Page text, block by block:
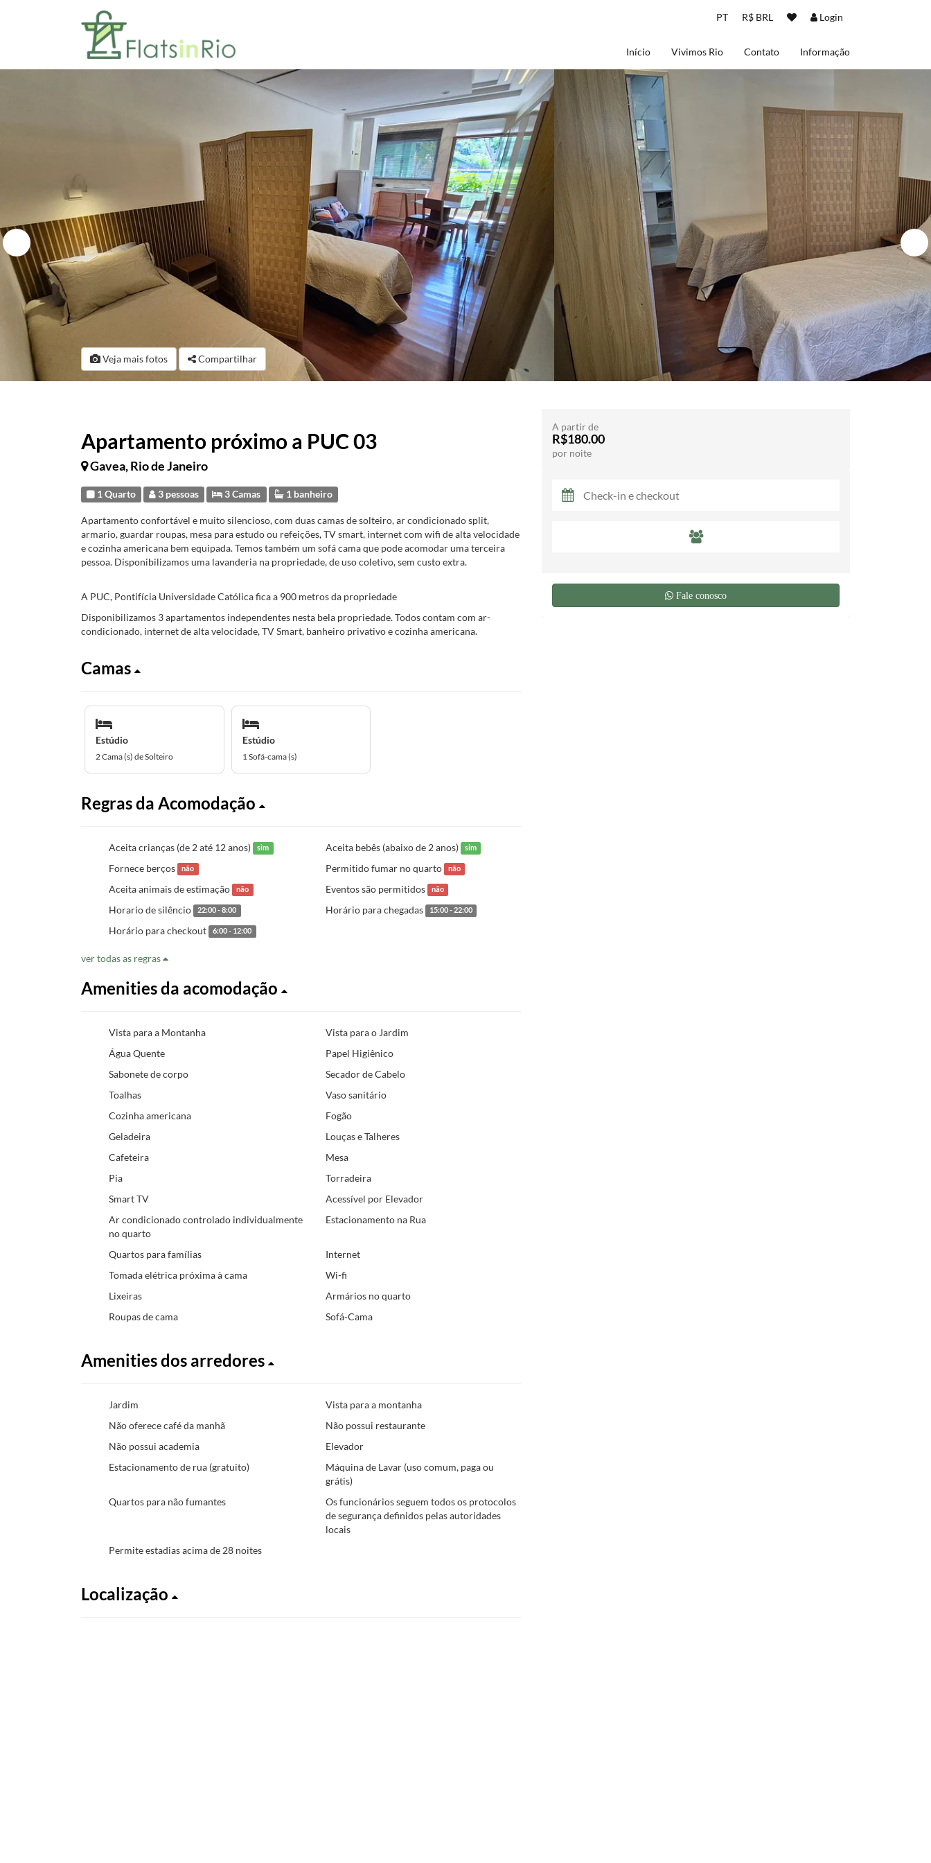
PT R$ BRL Login
Início Vivimos Rio Contato Informação
Políticas de Privacidade
Veja mais fotos Compartilhar
Apartamento próximo a PUC 03
Gavea, Rio de Janeiro
1 Quarto 3 pessoas 3 Camas 1 banheiro
Apartamento confortável e muito silencioso, com duas camas de solteiro, ar condicionado split,
armario, guardar roupas, mesa para estudo ou refeições, TV smart, internet com wifi de alta velocidade
e cozinha americana bem equipada. Temos também um sofá cama que pode acomodar uma terceira
pessoa. Disponibilizamos uma lavanderia na propriedade, de uso coletivo, sem custo extra.
A PUC, Pontifícia Universidade Católica fica a 900 metros da propriedade
Disponibilizamos 3 apartamentos independentes nesta bela propriedade. Todos contam com ar-
condicionado, internet de alta velocidade, TV Smart, banheiro privativo e cozinha americana.
Camas
Estúdio
2 Cama (s) de Solteiro
Estúdio
1 Sofá-cama (s)
Regras da Acomodação
Aceita crianças (de 2 até 12 anos) sim Aceita bebês (abaixo de 2 anos) sim
Fornece berços não Permitido fumar no quarto não
Aceita animais de estimação não Eventos são permitidos não
Horario de silêncio 22:00 - 8:00 Horário para chegadas 15:00 - 22:00
Horário para checkout 6:00 - 12:00
ver todas as regras
Amenities da acomodação
Vista para a Montanha
Vista para o Jardim
Água Quente
Papel Higiênico
Sabonete de corpo
Secador de Cabelo
Toalhas
Vaso sanitário
Cozinha americana
Fogão
Geladeira
Louças e Talheres
Cafeteira
Mesa
Pia
Torradeira
Smart TV
Acessível por Elevador
Ar condicionado controlado individualmente
no quarto
Estacionamento na Rua
Quartos para famílias
Internet
Tomada elétrica próxima à cama
Wi-fi
Lixeiras
Armários no quarto
Roupas de cama
Sofá-Cama
Amenities dos arredores
Jardim
Vista para a montanha
Não oferece café da manhã
Não possui restaurante
Não possui academia
Elevador
Estacionamento de rua (gratuito)
Máquina de Lavar (uso comum, paga ou
grátis)
Quartos para não fumantes
Os funcionários seguem todos os protocolos
de segurança definidos pelas autoridades
locais
Permite estadias acima de 28 noites
Localização
A partir de
R$180.00
por noite
Fale conosco